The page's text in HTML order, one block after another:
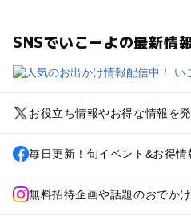
SNSでいこーよの最新情
お役立ち情報やお得な情報を
毎日更新！旬イベント&お得情
無料招待企画や話題のおでか